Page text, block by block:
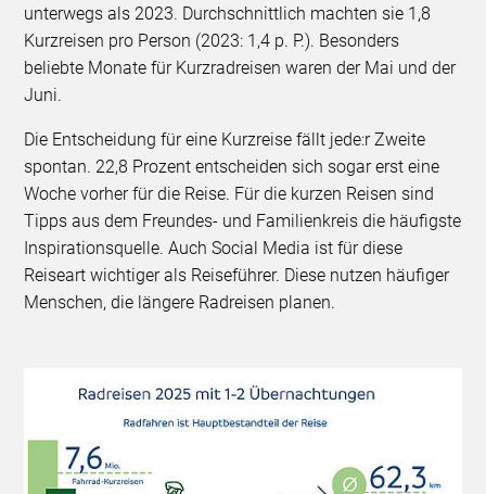
unterwegs als 2023. Durchschnittlich machten sie 1,8
Kurzreisen pro Person (2023: 1,4 p. P.). Besonders
beliebte Monate für Kurzradreisen waren der Mai und der
Juni.
Die Entscheidung für eine Kurzreise fällt jede:r Zweite
spontan. 22,8 Prozent entscheiden sich sogar erst eine
Woche vorher für die Reise. Für die kurzen Reisen sind
Tipps aus dem Freundes- und Familienkreis die häufigste
Inspirationsquelle. Auch Social Media ist für diese
Reiseart wichtiger als Reiseführer. Diese nutzen häufiger
Menschen, die längere Radreisen planen.